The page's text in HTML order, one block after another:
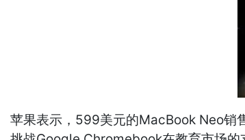
苹果表示，599美元的MacBook Neo销